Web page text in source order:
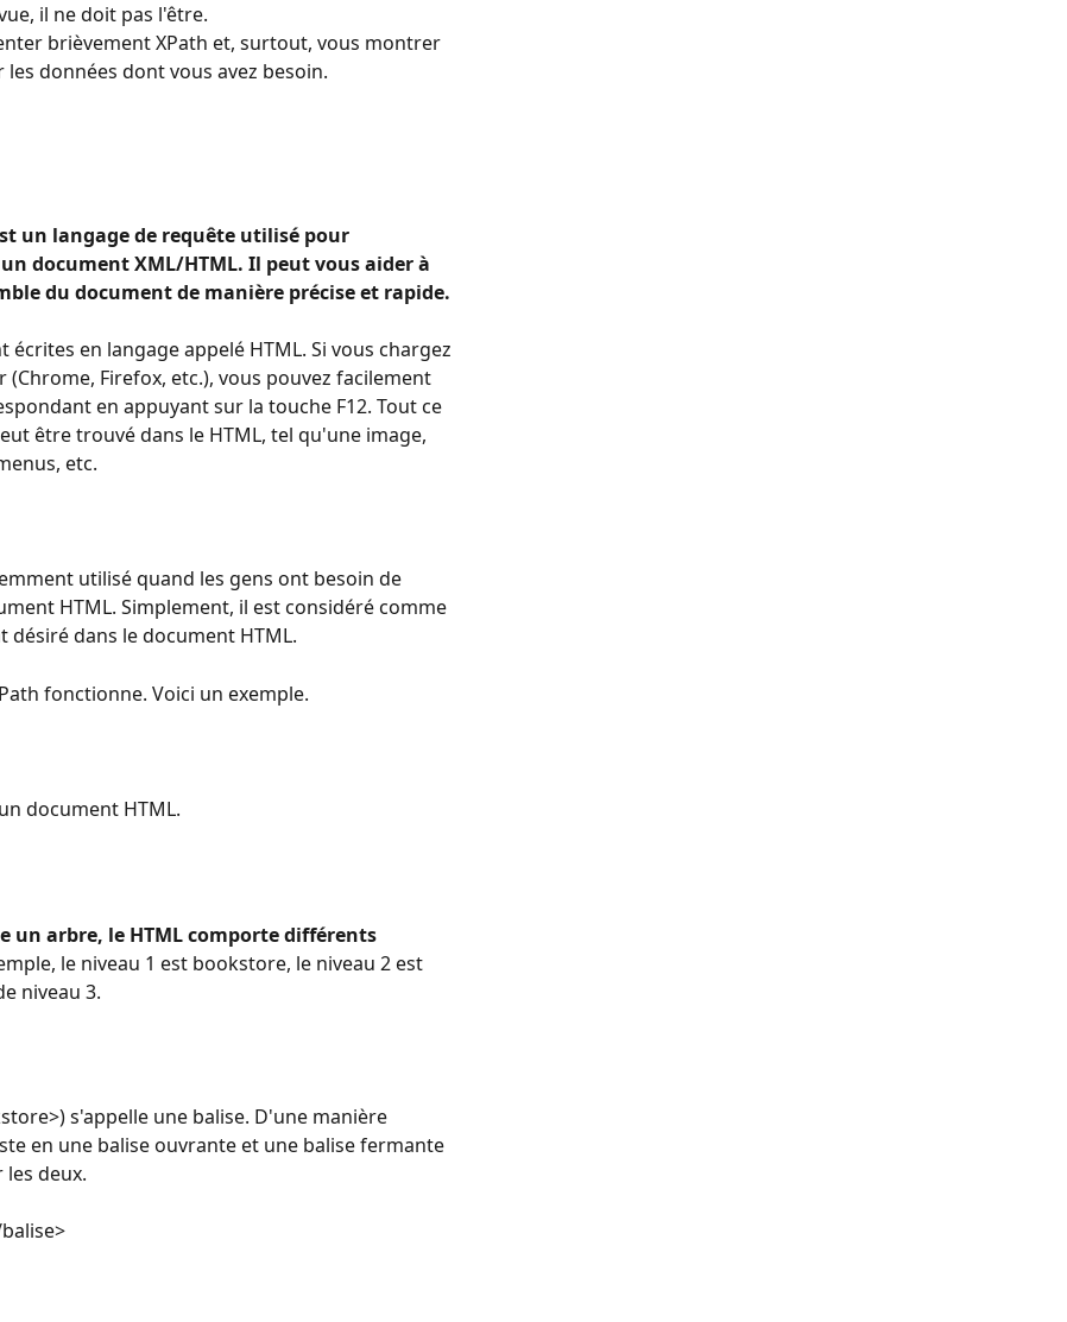
il ne doit pas l'être.
brièvement XPath et, surtout, vous montrer
données dont vous avez besoin.
un langage de requête utilisé pour
document XML/HTML. Il peut vous aider à
du document de manière précise et rapide.
écrites en langage appelé HTML. Si vous chargez
Firefox, etc.), vous pouvez facilement
en appuyant sur la touche F12. Tout ce
être trouvé dans le HTML, tel qu'une image,
etc.
utilisé quand les gens ont besoin de
HTML. Simplement, il est considéré comme
dans le document HTML.
fonctionne. Voici un exemple.
document HTML.
un arbre, le HTML comporte différents
le niveau 1 est bookstore, le niveau 2 est
niveau 3.
s'appelle une balise. D'une manière
en une balise ouvrante et une balise fermante
deux.